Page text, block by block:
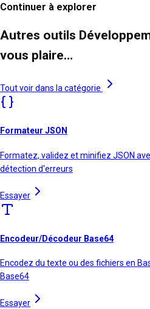
Continuer à explorer
Autres outils
vous plaire…
Tout voir dans la catégorie
Formateur JSON
Formatez, validez et minifiez JSON
détection d'erreurs
Essayer
Encodeur/Décodeur Base64
Encodez du texte ou des fichiers en
Base64
Essayer